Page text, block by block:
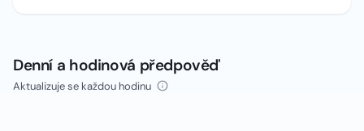
Denní a hodinová předpověď
Aktualizuje se každou hodinu